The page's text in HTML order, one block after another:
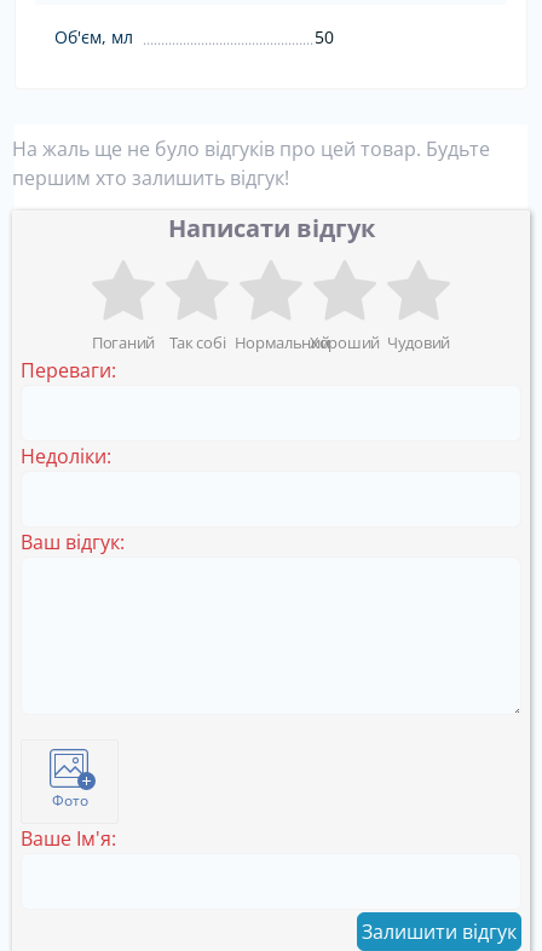
Об'єм, мл 50
На жаль ще не було відгуків про цей товар. Будьте
першим хто залишить відгук!
Написати відгук
Поганий Так собі НормальнийХороший Чудовий
Переваги:
Недоліки:
Ваш відгук:
Фото
Ваше Ім'я:
Залишити відгук